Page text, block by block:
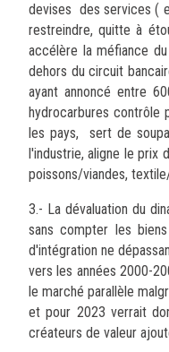
devises des services (
restreindre, quitte à
accélère la méfiance
dehors du circuit
ayant annoncé entre
hydrocarbures contrôle
les pays, sert de
l'industrie, aligne le prix
poissons/viandes,
3.- La dévaluation du
sans compter les
d'intégration ne
vers les années 2000-
le marché parallèle
et pour 2023 verrait
créateurs de valeur